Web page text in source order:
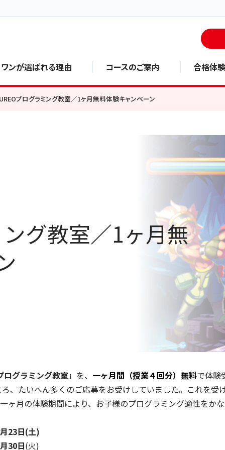
ワンが選ばれる理由 コースのご案内 合格体
プログラミング教室／1ヶ月無料体験キャンペーン
グ教室／1ヶ月無
ログラミング教室」を、 一ヶ月間（授業４回分）無料で体験
、たいへん多くのご応募をお受けしていました。これを受
ヶ月の体験期間により、お子様のプログラミング適性をか
23日(土)
30日(火)